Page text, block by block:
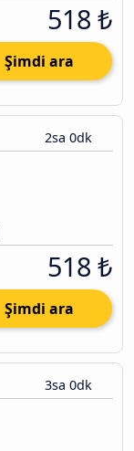
518 ₺
Şimdi ara
2sa 0dk
518 ₺
Şimdi ara
3sa 0dk